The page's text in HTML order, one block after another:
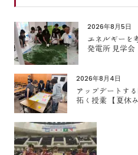
2026年8月5日
エネルギーを
発電所 見学会
2026年8月4日
アップデートす
拓く授業 【夏休